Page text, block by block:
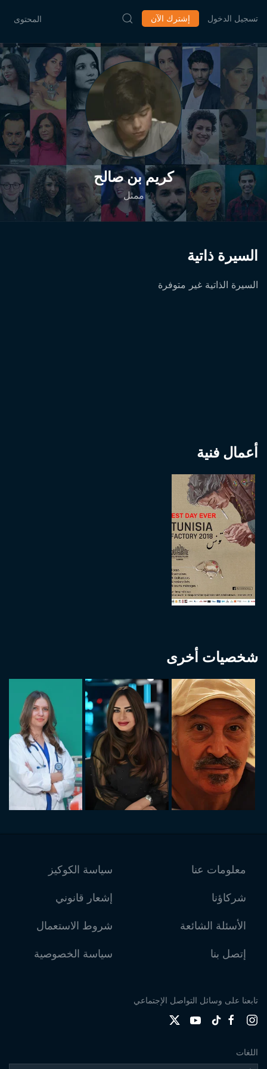
المحتوى إشترك الآن تسجيل الدخول
كريم بن صالح
ممثل
السيرة ذاتية
السيرة الذاتية غير متوفرة
أعمال فنية
شخصيات أخرى
معلومات عنا
شركاؤنا
الأسئلة الشائعة
إتصل بنا
سياسة الكوكيز
إشعار قانوني
شروط الاستعمال
سياسة الخصوصية
تابعنا على وسائل التواصل الإجتماعي
اللغات